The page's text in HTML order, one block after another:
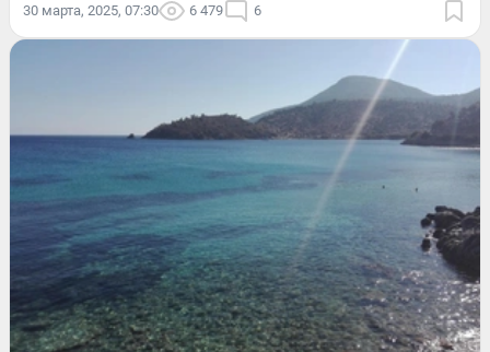
30 марта, 2025, 07:30 6 479 6